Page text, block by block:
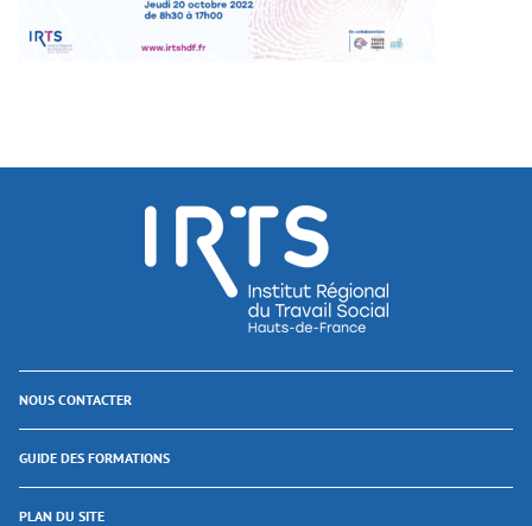
NOUS CONTACTER
GUIDE DES FORMATIONS
PLAN DU SITE